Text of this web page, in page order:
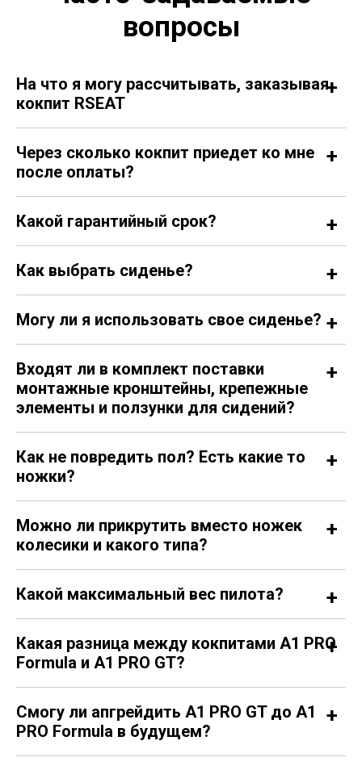
вопросы
На что я могу рассчитывать, заказывая
кокпит RSEAT
Через сколько кокпит приедет ко мне
после оплаты?
Какой гарантийный срок?
Как выбрать сиденье?
Могу ли я использовать свое сиденье?
Входят ли в комплект поставки
монтажные кронштейны, крепежные
элементы и ползунки для сидений?
Как не повредить пол? Есть какие то
ножки?
Можно ли прикрутить вместо ножек
колесики и какого типа?
Какой максимальный вес пилота?
Какая разница между кокпитами A1 PRO
Formula и A1 PRO GT?
Смогу ли апгрейдить A1 PRO GT до A1
PRO Formula в будущем?